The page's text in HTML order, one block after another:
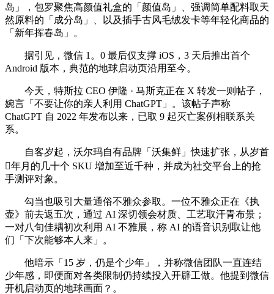
岛」，包罗聚焦高颜值礼盒的「颜值岛」、强调简单配料取天
然原料的「成分岛」、以及插手古风毛绒发卡等年轻化商品的
「新年挥春岛」。
据引见，微信 1。0 最后仅支撑 iOS，3 天后推出首个
Android 版本，典范的地球启动页沿用至今。
今天，特斯拉 CEO 伊隆 · 马斯克正在 X 转发一则帖子，
婉言「不要让你的亲人利用 ChatGPT」。该帖子声称
ChatGPT 自 2022 年发布以来，已取 9 起灭亡案例相联系关
系。
自客岁起，沃尔玛自有品牌「沃集鲜」快速扩张，从岁首
年月的几十个 SKU 增加至近千种，并成为社交平台上的抢
手测评对象。
勾当也吸引大量通俗不雅众参取。一位不雅众正在《执
壶》前去返五次，通过 AI 深切领会材质、工艺取汗青布景；
一对八旬佳耦初次利用 AI 不雅展，称 AI 的语音识别取让他
们「下次能够本人来」。
他暗示「15 岁，仍是个少年」，并称微信团队一直连结
少年感，即便面对各类限制仍持续投入开辟工做。他提到微信
开机启动页的地球画面？。